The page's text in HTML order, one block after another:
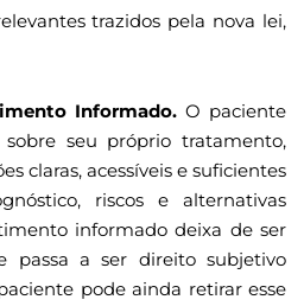
trazidos pela nova lei,
Informado. O paciente
seu próprio tratamento,
claras, acessíveis e suficientes
riscos e alternativas
informado deixa de ser
passa a ser direito subjetivo
pode ainda retirar esse